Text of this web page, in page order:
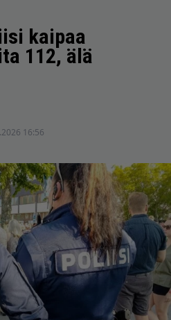
kaipaa
112, älä
16:56